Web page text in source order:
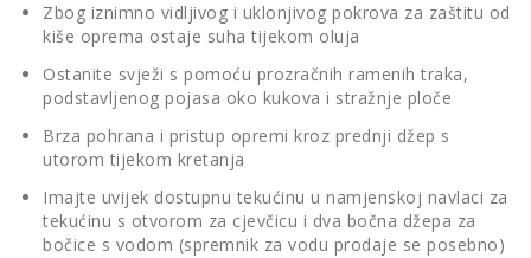
Zbog iznimno vidljivog i uklonjivog pokrova za zaštitu od
kiše oprema ostaje suha tijekom oluja
Ostanite svježi s pomoću prozračnih ramenih traka,
podstavljenog pojasa oko kukova i stražnje ploče
Brza pohrana i pristup opremi kroz prednji džep s
utorom tijekom kretanja
Imajte uvijek dostupnu tekućinu u namjenskoj navlaci za
tekućinu s otvorom za cjevčicu i dva bočna džepa za
bočice s vodom (spremnik za vodu prodaje se posebno)